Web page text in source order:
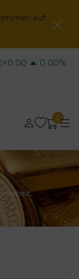
auf
+0.00 0.00%
0
Arbeit.